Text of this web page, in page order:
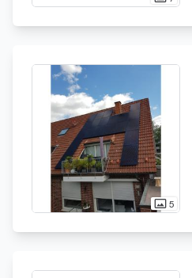
photo_size_select_actual5